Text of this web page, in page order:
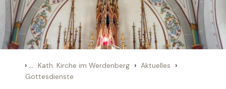
› ... Kath. Kirche im Werdenberg › Aktuelles ›
Gottesdienste